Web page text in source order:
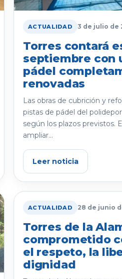
ACTUALIDAD 3 de julio de
Torres contará
septiembre con
pádel
renovadas
Las obras de cubrición y
pistas de pádel del
según los plazos previstos.
ampliar...
Leer noticia
ACTUALIDAD 28 de junio
Torres de la
comprometido
el respeto, la
dignidad